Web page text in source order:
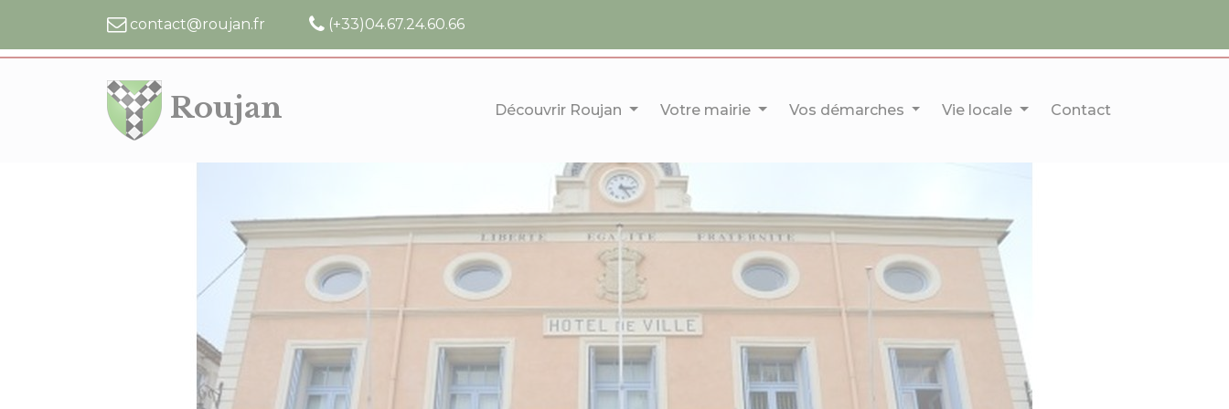
contact@roujan.fr (+33)04.67.24.60.66
Roujan Découvrir Roujan Votre mairie Vos démarches Vie locale Contact